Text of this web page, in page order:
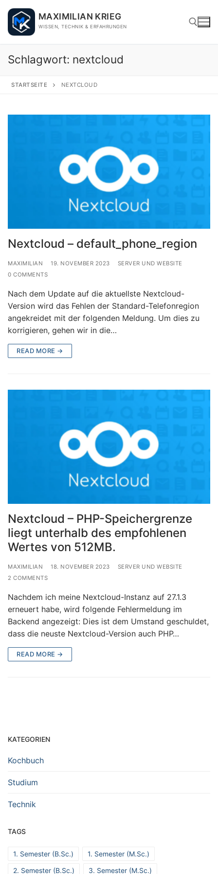
content
MAXIMILIAN KRIEG
WISSEN, TECHNIK & ERFAHRUNGEN
Search for:
Schlagwort: nextcloud
STARTSEITE NEXTCLOUD
Nextcloud – default_phone_region
MAXIMILIAN 19. NOVEMBER 2023
SERVER UND WEBSITE
0 COMMENTS
Nach dem Update auf die aktuellste Nextcloud-
Version wird das Fehlen der Standard-Telefonregion
angekreidet mit der folgenden Meldung. Um dies zu
korrigieren, gehen wir in die…
READ MORE →
Nextcloud – PHP-Speichergrenze
liegt unterhalb des empfohlenen
Wertes von 512MB.
MAXIMILIAN 18. NOVEMBER 2023
SERVER UND WEBSITE
2 COMMENTS
Nachdem ich meine Nextcloud-Instanz auf 27.1.3
erneuert habe, wird folgende Fehlermeldung im
Backend angezeigt: Dies ist dem Umstand geschuldet,
dass die neuste Nextcloud-Version auch PHP…
READ MORE →
KATEGORIEN
Kochbuch
Studium
Technik
TAGS
1. Semester (B.Sc.)
1. Semester (M.Sc.)
2. Semester (B.Sc.)
3. Semester (M.Sc.)